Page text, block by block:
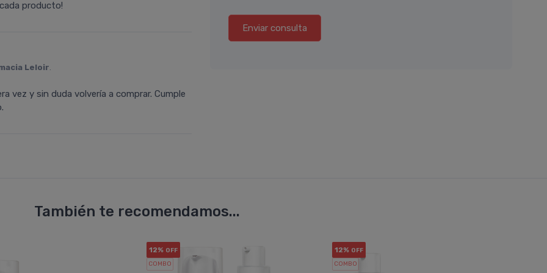
producto!
Leloir.
vez y sin duda volvería a comprar. Cumple
Enviar consulta
También te recomendamos...
12% OFF
COMBO
12% OFF
COMBO